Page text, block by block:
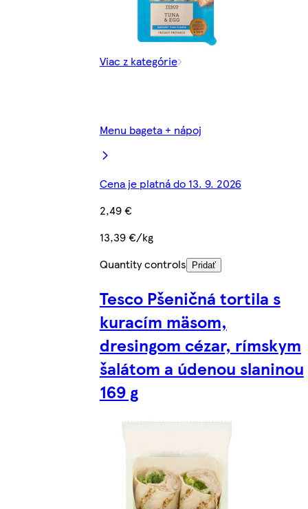
Viac z kategórie
Menu bageta + nápoj
Cena je platná do 13. 9. 2026
2,49 €
13,39 €/kg
Quantity controls
Pridať
Tesco Pšeničná tortila s
kuracím mäsom,
dresingom cézar, rímskym
šalátom a údenou slaninou
169 g